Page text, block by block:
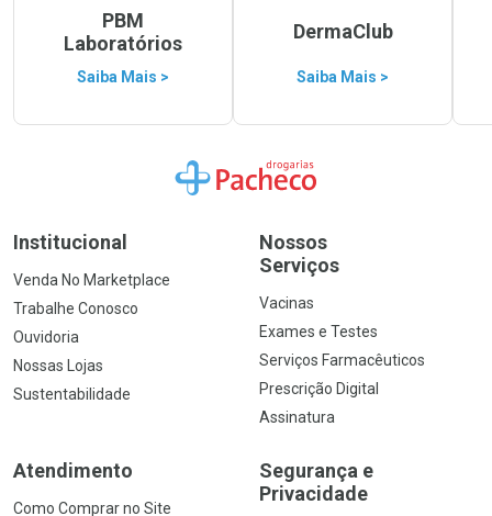
PBM
Laboratórios
Saiba Mais >
DermaClub
Saiba Mais >
Ir para a Home
Institucional
Venda No Marketplace
Trabalhe Conosco
Ouvidoria
Nossas Lojas
Sustentabilidade
Nossos
Serviços
Vacinas
Exames e Testes
Serviços Farmacêuticos
Prescrição Digital
Assinatura
Atendimento
Como Comprar no Site
Segurança e
Privacidade